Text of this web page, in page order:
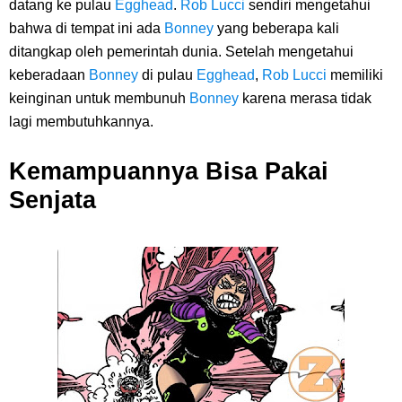
Pasifik Barat
Cara Membuat Linktree Instagram, Sangat Mudah Untuk Kamu
Lakukan Sendiri
7 Fakta Gaban One Piece, Orang Yang Telah Memberikan Kunci Borgol
Profil Slamet Rahardjo, Aktor Dengan Peran Penting Dalam Perfilman
Indonesia
Resep Roti Panggang, Sangat Mudah Untuk Menjadi Cemilan
Bersama Keluarga
datang ke pulau Egghead. Rob Lucci sendiri mengetahui
bahwa di tempat ini ada Bonney yang beberapa kali
ditangkap oleh pemerintah dunia. Setelah mengetahui
keberadaan Bonney di pulau Egghead, Rob Lucci memiliki
keinginan untuk membunuh Bonney karena merasa tidak
lagi membutuhkannya.
Kemampuannya Bisa Pakai
Senjata